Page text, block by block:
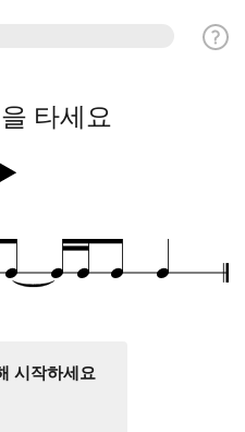
타세요
q qq q q
시작하세요